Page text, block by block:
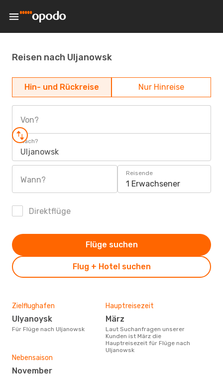
Reisen nach Uljanowsk
Hin- und Rückreise Nur Hinreise
Von?
Nach?
Uljanowsk
Wann?
Reisende
1 Erwachsener
Direktflüge
Flug + Hotel suchen
Flüge suchen
Zielflughafen
Ulyanoysk
Für Flüge nach Uljanowsk
Hauptreisezeit
März
Laut Suchanfragen unserer
Kunden ist März die
Hauptreisezeit für Flüge nach
Uljanowsk
Nebensaison
November